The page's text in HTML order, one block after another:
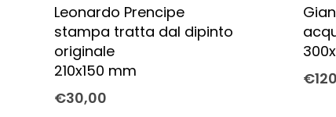
Leonardo Prencipe
stampa tratta dal dipinto
originale
210x150 mm
€30,00
€